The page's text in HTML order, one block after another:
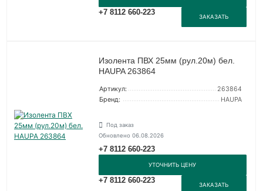
+7 8112 660-223
ЗАКАЗАТЬ
Изолента ПВХ 25мм (рул.20м) бел.
HAUPA 263864
Артикул:
263864
Бренд:
HAUPA
Под заказ
Обновлено 06.08.2026
+7 8112 660-223
УТОЧНИТЬ ЦЕНУ
+7 8112 660-223
ЗАКАЗАТЬ